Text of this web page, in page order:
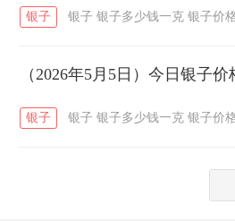
银子 银子 银子多少钱一克 银子价
（2026年5月5日）今日银子
银子 银子 银子多少钱一克 银子价